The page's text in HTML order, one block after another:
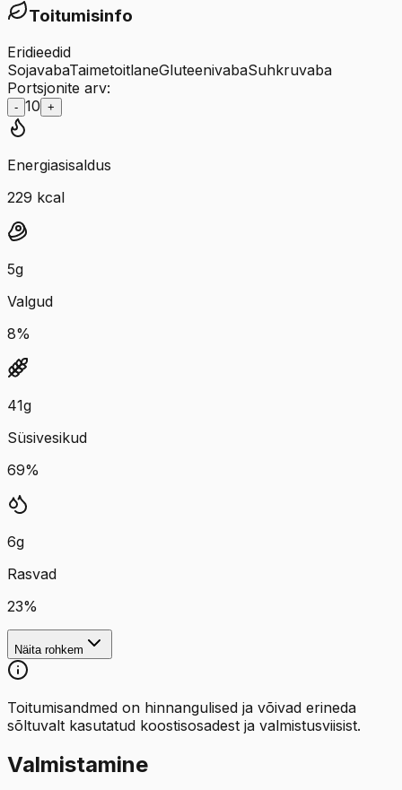
Toitumisinfo
Eridieedid
SojavabaTaimetoitlaneGluteenivabaSuhkruvaba
Portsjonite arv:
- 10 +
Energiasisaldus
229 kcal
5g
Valgud
8%
41g
Süsivesikud
69%
6g
Rasvad
23%
Näita rohkem
Toitumisandmed on hinnangulised ja võivad erineda
sõltuvalt kasutatud koostisosadest ja valmistusviisist.
Valmistamine